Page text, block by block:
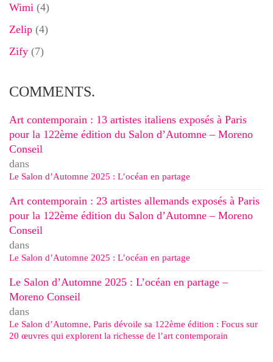
Wimi (4)
Zelip (4)
Zify (7)
COMMENTS.
Art contemporain : 13 artistes italiens exposés à Paris
pour la 122ème édition du Salon d’Automne – Moreno
Conseil
dans
Le Salon d’Automne 2025 : L’océan en partage
Art contemporain : 23 artistes allemands exposés à Paris
pour la 122ème édition du Salon d’Automne – Moreno
Conseil
dans
Le Salon d’Automne 2025 : L’océan en partage
Le Salon d’Automne 2025 : L’océan en partage –
Moreno Conseil
dans
Le Salon d’Automne, Paris dévoile sa 122ème édition : Focus sur
20 œuvres qui explorent la richesse de l’art contemporain